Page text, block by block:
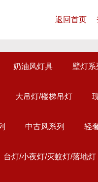
返回首页
奶油风灯具 壁灯系
大吊灯/楼梯吊灯
中古风系列 轻
台灯/小夜灯/灭蚊灯/落地灯